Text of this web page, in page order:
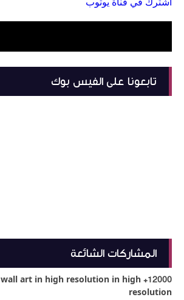
تابعونا على الفيس بوك
المشاركات الشائعة
wall art in high resolution in high
resolution